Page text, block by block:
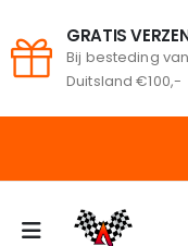
GRATIS
Bij besteding
Duitsland €100,-